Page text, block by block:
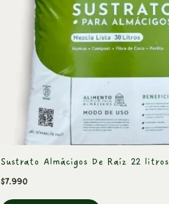
Sustrato Almácigos De Raíz 22 litros
$7.990